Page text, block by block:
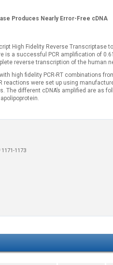
Produces Nearly Error-Free cDNA
High Fidelity Reverse Transcriptase
is a successful PCR amplification of
reverse transcription of the human
high fidelity PCR-RT combinations
reactions were set up using
different cDNA’s amplified are as
1171-1173